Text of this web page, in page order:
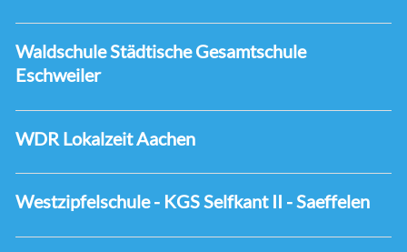
Waldschule Städtische Gesamtschule
Eschweiler
WDR Lokalzeit Aachen
Westzipfelschule - KGS Selfkant II - Saeffelen